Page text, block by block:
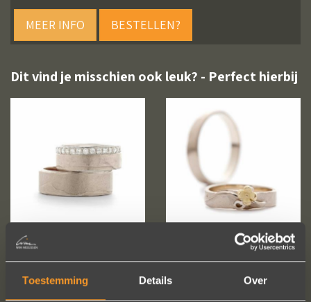
Toestemming Details Over
MEER INFO BESTELLEN?
Dit vind je misschien ook leuk? - Perfect hierbij